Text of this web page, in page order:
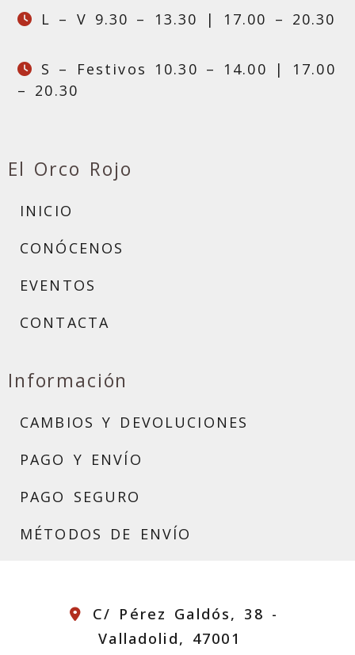
L – V 9.30 – 13.30 | 17.00 – 20.30
S – Festivos 10.30 – 14.00 | 17.00
– 20.30
El Orco Rojo
INICIO
CONÓCENOS
EVENTOS
CONTACTA
Información
CAMBIOS Y DEVOLUCIONES
PAGO Y ENVÍO
PAGO SEGURO
MÉTODOS DE ENVÍO
C/ Pérez Galdós, 38 -
Valladolid, 47001